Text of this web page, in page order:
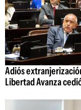
Adiós
Libertad Avanza